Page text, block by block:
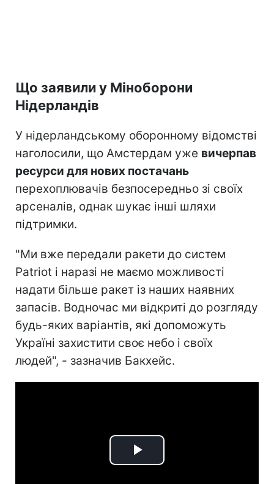
Що заявили у Міноборони
Нідерландів
У нідерландському оборонному відомстві
наголосили, що Амстердам уже вичерпав
ресурси для нових постачань
перехоплювачів безпосередньо зі своїх
арсеналів, однак шукає інші шляхи
підтримки.
"Ми вже передали ракети до систем
Patriot і наразі не маємо можливості
надати більше ракет із наших наявних
запасів. Водночас ми відкриті до розгляду
будь-яких варіантів, які допоможуть
Україні захистити своє небо і своїх
людей", - зазначив Бакхейс.
Play